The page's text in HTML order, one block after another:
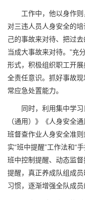
工作中，他以身作则
对三违人员人身安全的
己的事故来对待、把过
当成大事故来对待。”充
形式，积极组织职工开
全责任意识。抓好事故
常应急处置能力。
同时，利用集中学习
（通用）》《人身安全
班督查作业人身安全准
实“班中提醒”工作法和“
班中控制提醒、动态监
提醒，真正养成队组成
习惯，逐渐增强全队成